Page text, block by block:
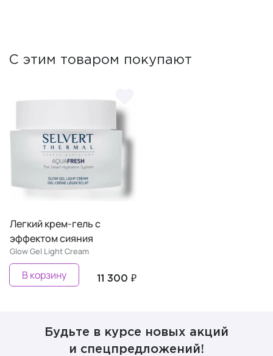
С этим товаром покупают
Легкий крем-гель с
эффектом сияния
Glow Gel Light Cream
11 300 ₽
В корзину
Будьте в курсе новых акций
и спецпредложений!